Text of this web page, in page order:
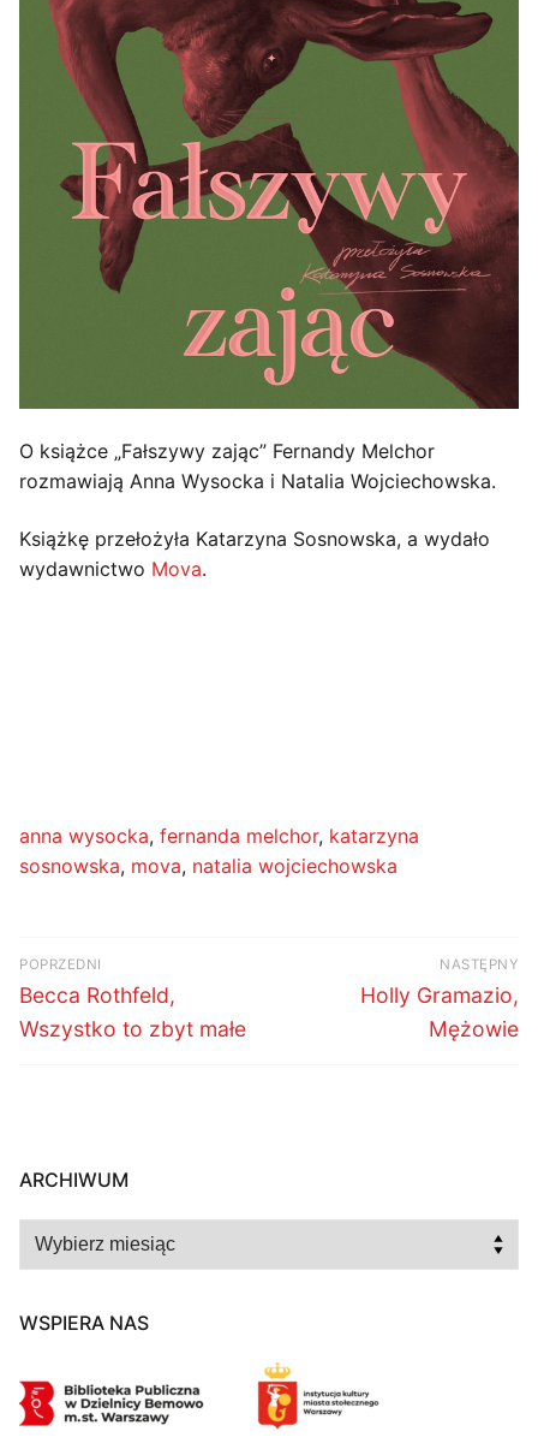
O książce „Fałszywy zając” Fernandy Melchor
rozmawiają Anna Wysocka i Natalia Wojciechowska.
Książkę przełożyła Katarzyna Sosnowska, a wydało
wydawnictwo Mova.
anna wysocka, fernanda melchor, katarzyna
sosnowska, mova, natalia wojciechowska
Nawigacja
wpisu
POPRZEDNI
Poprzedni
wpis:
Becca Rothfeld,
Wszystko to zbyt małe
NASTĘPNY
Następny
Holly Gramazio,
Mężowie
ARCHIWUM
Archiwum
WSPIERA NAS